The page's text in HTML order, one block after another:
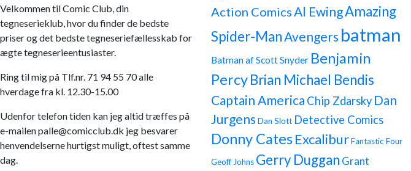
Velkommen til Comic Club, din
tegneserieklub, hvor du finder de bedste
priser og det bedste tegneseriefællesskab for
ægte tegneserieentusiaster.
Ring til mig på Tlf.nr. 71 94 55 70 alle
hverdage fra kl. 12.30-15.00
Udenfor telefon tiden kan jeg altid træffes på
e-mailen palle@comicclub.dk jeg besvarer
henvendelserne hurtigst muligt, oftest samme
dag.
Action ComicsAl EwingAmazing
Spider-ManAvengers batman
Batman af Scott Snyder Benjamin
Percy Brian Michael Bendis
Captain America Chip Zdarsky Dan
Jurgens Dan Slott Detective Comics
Donny Cates Excalibur Fantastic Four
Geoff Johns Gerry Duggan Grant